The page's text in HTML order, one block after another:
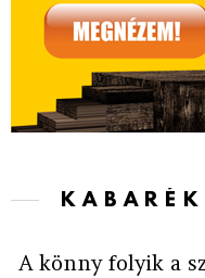
A könny folyik a